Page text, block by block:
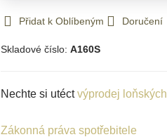
Přidat k Oblíbeným Doručení
Skladové číslo:A160S
Nechte si utéctvýprodej
Zákonná práva spotřebitele